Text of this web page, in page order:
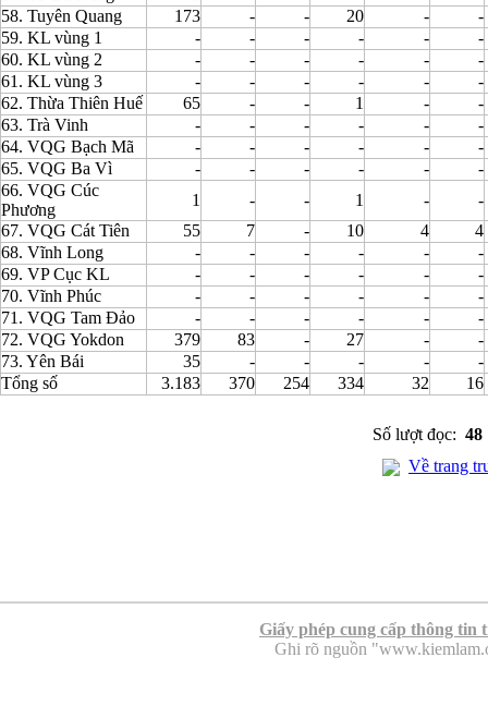
58. Tuyên Quang
173 - - 20 -
-
59. KL vùng 1
- - - - -
-
60. KL vùng 2
- - - - -
-
61. KL vùng 3
- - - - -
-
62. Thừa Thiên Huế
65 - - 1 -
-
63. Trà Vinh
- - - - -
-
64. VQG Bạch Mã
- - - - -
-
65. VQG Ba Vì
- - - - -
-
66. VQG Cúc
Phương
1 - - 1 -
-
67. VQG Cát Tiên
55 7 - 10 4
4
68. Vĩnh Long
- - - - -
-
69. VP Cục KL
- - - - -
-
70. Vĩnh Phúc
- - - - -
-
71. VQG Tam Đảo
- - - - -
-
72. VQG Yokdon
379 83 - 27 -
-
73. Yên Bái
35 - - - -
-
Tổng số
3.183 370 254 334 32 16
Số lượt đọc: 48
Về trang
Giấy phép cung cấp thông tin
Ghi rõ nguồn